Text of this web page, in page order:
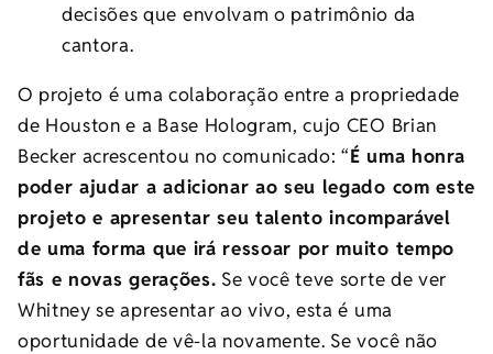
decisões que envolvam o patrimônio da
cantora.
O projeto é uma colaboração entre a propriedade
de Houston e a Base Hologram, cujo CEO Brian
Becker acrescentou no comunicado: “É uma honra
poder ajudar a adicionar ao seu legado com este
projeto e apresentar seu talento incomparável
de uma forma que irá ressoar por muito tempo
fãs e novas gerações. Se você teve sorte de ver
Whitney se apresentar ao vivo, esta é uma
oportunidade de vê-la novamente. Se você não